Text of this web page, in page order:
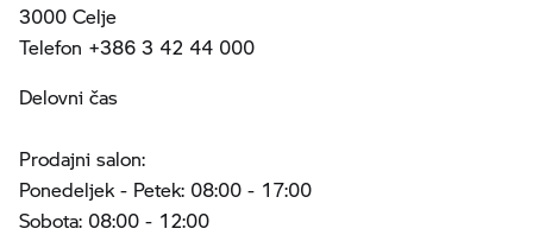
3000 Celje
Telefon +386 3 42 44 000
Delovni čas
Prodajni salon:
Ponedeljek - Petek: 08:00 - 17:00
Sobota: 08:00 - 12:00